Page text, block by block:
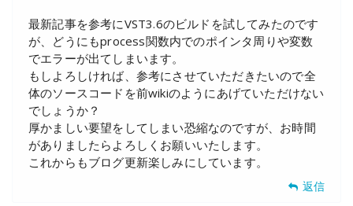
最新記事を参考にVST3.6のビルドを試してみたのです
が、どうにもprocess関数内でのポインタ周りや変数
でエラーが出てしまいます。
もしよろしければ、参考にさせていただきたいので全
体のソースコードを前wikiのようにあげていただけない
でしょうか？
厚かましい要望をしてしまい恐縮なのですが、お時間
がありましたらよろしくお願いいたします。
これからもブログ更新楽しみにしています。
返信